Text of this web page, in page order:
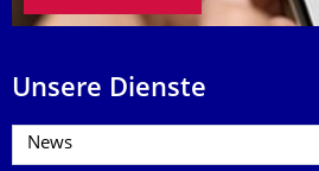
Unsere Dienste